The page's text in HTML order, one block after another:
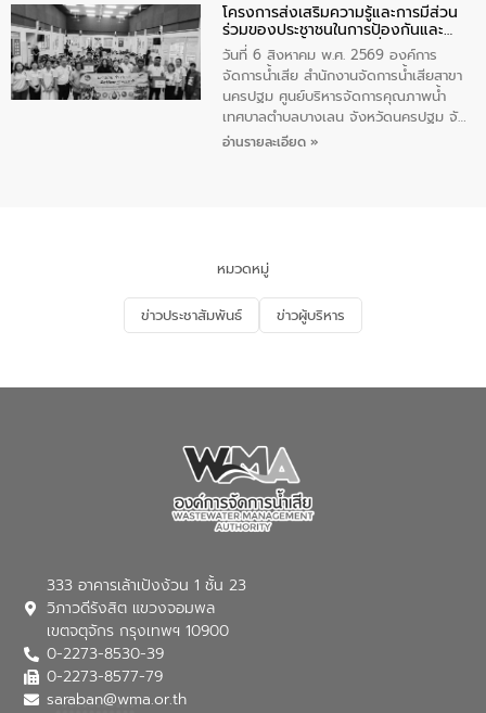
ประชาชน ตัวแทนจากโรงแรมต่างๆ ในเขต
เทศบาลตำบลราไวย์ ศูนย์บริหารจัดการ
คุณภาพน้ำเทศบาลตำบลราไวย์ นำโดยนาย
น้อย แก้วเศษ ผู้จัดการสำนักงานจัดการน้ำ
เสียสาขาภูเก็ต พร้อมด้วยเจ้าหน้าที่ จำนวน
5 คน ร่วมทำกิจกรรม ทำความสะอาด
ชายหาดและแหล่งท่องเที่ยว ณ บริเวณ
โครงการส่งเสริมความรู้และการมีส่วน
ร่วมของประชาชนในการป้องกันและ
แก้ไขปัญหาน้ำเสียอย่างยั่งยืน
วันที่ 6 สิงหาคม พ.ศ. 2569 องค์การ
จัดการน้ำเสีย สำนักงานจัดการน้ำเสียสาขา
นครปฐม ศูนย์บริหารจัดการคุณภาพน้ำ
เทศบาลตำบลบางเลน จังหวัดนครปฐม จัด
กิจกรรมภายใต้โครงการส่งเสริมความรู้และ
จัดการน้ำเสียและสร้างจิตสำนึกในการ
อนุรักษ์สิ่งแวดล้อม ในหัวข้อ “น้ำเสียชุมชน
และการบำบัดน้ำเสียเบื้องต้น” โดยให้ความรู้
เกี่ยวกับสาเหตุและผลกระทบของน้ำเสีย
ณ เทศบาลตำบลบางเลน จังหวัดนครปฐม
อ่านรายละเอียด »
หมวดหมู่
ข่าวประชาสัมพันธ์ ข่าวผู้บริหาร
333 อาคารเล้าเป้งง้วน 1 ชั้น 23
วิภาวดีรังสิต แขวงจอมพล
เขตจตุจักร กรุงเทพฯ 10900
0-2273-8530-39
0-2273-8577-79
saraban@wma.or.th